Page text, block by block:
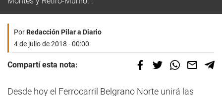
PorRedacción Pilar a Diario
4 de julio de 2018 - 00:00
Compartí esta nota:
Desde hoy el Ferrocarril Belgrano Norte unirá las